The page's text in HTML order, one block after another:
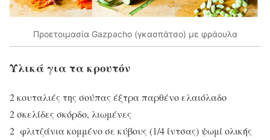
Προετοιμασία Gazpachο (γκασπάτσο) με φράουλα
Υλικά για τα κρουτόν
2 κουταλιές της σούπας έξτρα παρθένο ελαιόλαδο
2 σκελίδες σκόρδο, λιωμένες
2 φλιτζάνια κομμένο σε κύβους (1/4 ίντσας) ψωμί ολικής